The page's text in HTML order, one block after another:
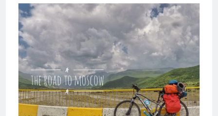
en Línea
Pharma Flex RX en
México – Descuentos
Masivos en Mercado
Libre
7 Años Atrás
Crucero en México te
lleva a lugares
paranormales con
binoculares de visión
nocturna y reuniones de
secuestrados
7 Años Atrás
La Inteligencia Artificial
deepfake de Samsung
fabrica un clip de
movimiento desde una
sola foto
7 Años Atrás